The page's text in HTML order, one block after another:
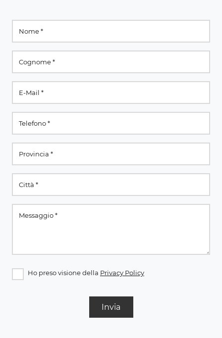
Ho preso visione della Privacy Policy
Invia